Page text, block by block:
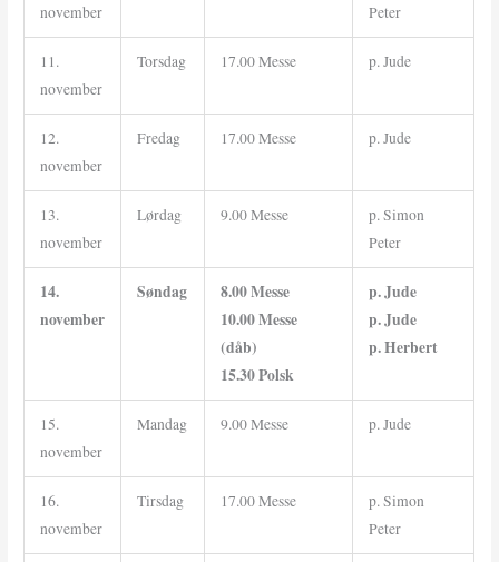
november
Peter
11.
november
Torsdag 17.00 Messe p. Jude
12.
november
Fredag 17.00 Messe p. Jude
13.
november
Lørdag 9.00 Messe
p. Simon
Peter
14.
november
Søndag
8.00 Messe
10.00 Messe
(dåb)
15.30 Polsk
p. Jude
p. Jude
p. Herbert
15.
november
Mandag 9.00 Messe p. Jude
16.
november
Tirsdag 17.00 Messe
p. Simon
Peter